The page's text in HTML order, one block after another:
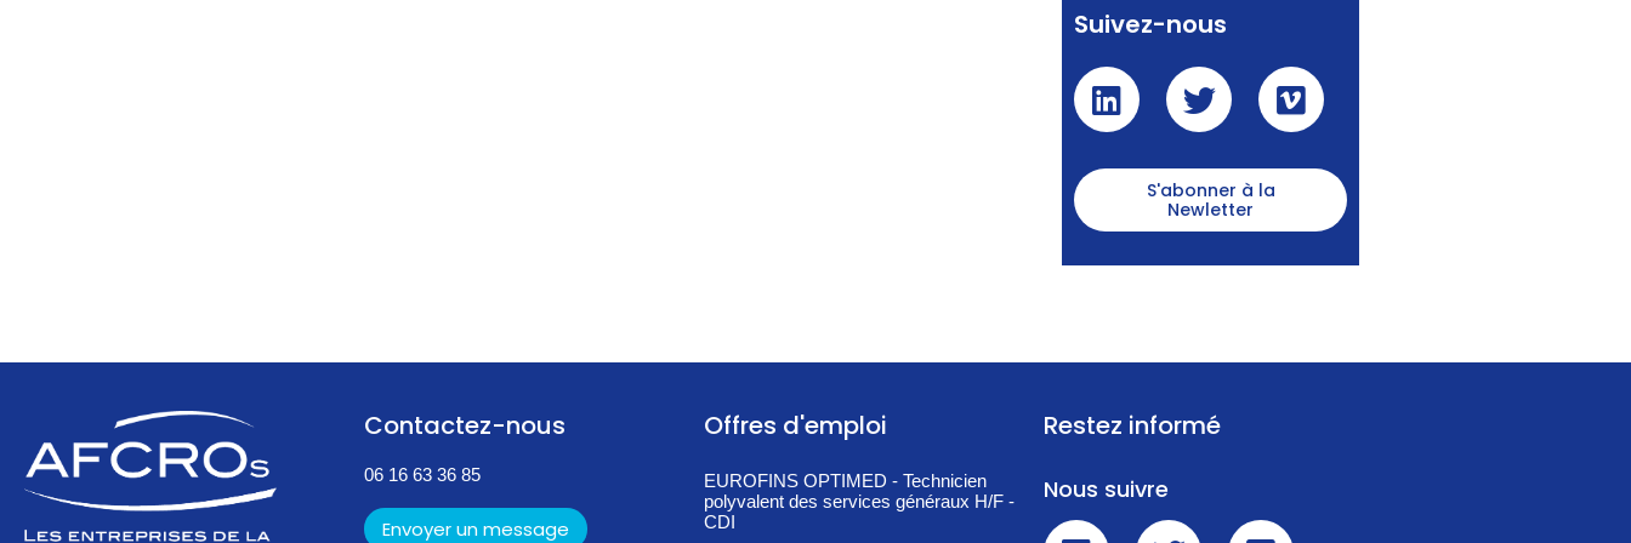
Suivez-nous
S'abonner à la
Newletter
Contactez-nous
06 16 63 36 85
Envoyer un message
Offres d'emploi
EUROFINS OPTIMED - Technicien
polyvalent des services généraux H/F -
CDI
Restez informé
Nous suivre